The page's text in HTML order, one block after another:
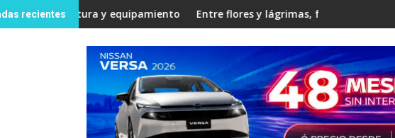
recientes
la UPES en Angostura
y equipamiento en la Unidad Regional Centro Norte rumbo al ciclo escolar
Entre flores y lágrimas, familiares y amigos despiden a